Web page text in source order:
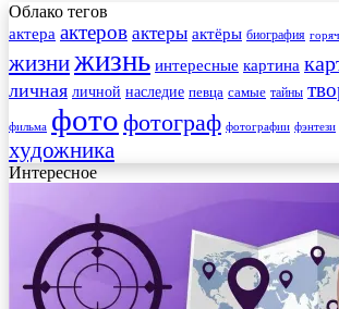
Облако тегов
актера актеров актеры актёры биография
жизнижизнь интересные картина
личная личной наследие певца самые тайны
фильма фото фотограф фотографии фэнтези
художника
Интересное